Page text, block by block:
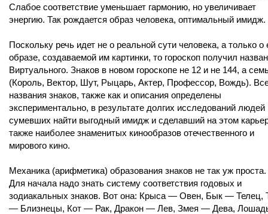
Слабое соответствие уменьшает гармонию, но увеличивает
энергию. Так рождается образ человека, оптимальный имидж.
Поскольку речь идет не о реальной сути человека, а только о
образе, создаваемой им картинки, то гороскоп получил
Виртуального. Знаков в новом гороскопе не 12 и не 144, а
(Король, Вектор, Шут, Рыцарь, Актер, Профессор, Вождь).
названия знаков, также как и описания определены
экспериментально, в результате долгих исследований людей
сумевших найти выгодный имидж и сделавший на этом
также наиболее знаменитых кинообразов отечественного и
мирового кино.
Механика (арифметика) образования знаков не так уж проста.
Для начала надо знать систему соответствия годовых и
зодиакальных знаков. Вот она: Крыса — Овен, Бык — Телец,
— Близнецы, Кот — Рак, Дракон — Лев, Змея — Дева,